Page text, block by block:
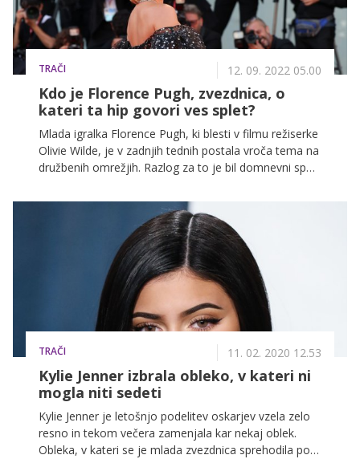
TRAČI 12. 09. 2022 05.00
Kdo je Florence Pugh, zvezdnica, o
kateri ta hip govori ves splet?
Mlada igralka Florence Pugh, ki blesti v filmu režiserke
Olivie Wilde, je v zadnjih tednih postala vroča tema na
družbenih omrežjih. Razlog za to je bil domnevni spor
drama, ki jo je igralska zasedba filma 'Don't worry
darling' te dni deležna na beneškem filmskem
festivalu. Kdo je 26-letna igralka, ki je čez noč postala
ena izmed najbolj obrekovanih zvezdnic na svetu?
TRAČI 11. 02. 2020 12.53
Kylie Jenner izbrala obleko, v kateri ni
mogla niti sedeti
Kylie Jenner je letošnjo podelitev oskarjev vzela zelo
resno in tekom večera zamenjala kar nekaj oblek.
Obleka, v kateri se je mlada zvezdnica sprehodila po